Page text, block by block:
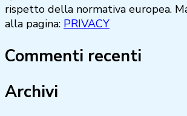
rispetto della normativa europea.
alla pagina: PRIVACY
Commenti recenti
Archivi